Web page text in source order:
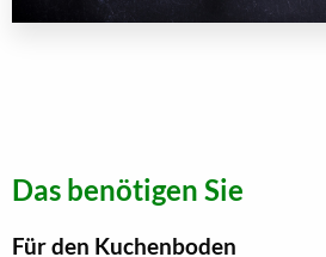
Das benötigen Sie
Für den Kuchenboden